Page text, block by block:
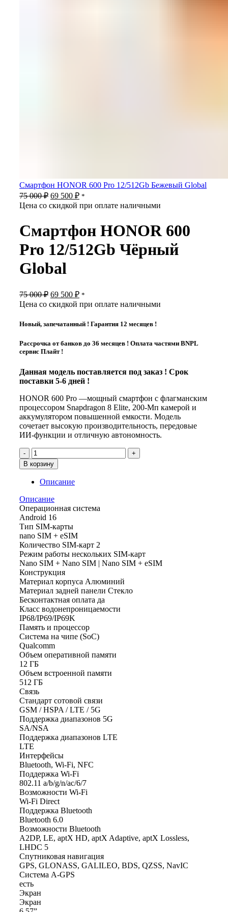
Смартфон HONOR 600 Pro 12/512Gb Бежевый Global
75 000₽ Первоначальная
цена
составляла
000 ₽.
69 500 ₽Текущая
цена:
69
*
Цена со скидкой при оплате наличными
Смартфон HONOR 600
Pro 12/512Gb Чёрный
Global
75 000₽ Первоначальная
цена
составляла
69 500 ₽Текущая
цена:
69
500 ₽.
*
Цена со скидкой при оплате наличными
Новый, запечатанный ! Гарантия 12 месяцев !
Рассрочка от банков до 36 месяцев ! Оплата частями BNPL
сервис Плайт !
Данная модель поставляется под заказ ! Срок
поставки 5-6 дней !
HONOR 600 Pro —мощный смартфон с флагманским
процессором Snapdragon 8 Elite, 200-Мп камерой и
аккумулятором повышенной емкости. Модель
сочетает высокую производительность, передовые
ИИ-функции и отличную автономность.
Количество
товара
Смартфон
HONOR
600
Pro
12/512Gb
Чёрный
Global
В корзину
Описание
Описание
Операционная система
Android 16
Тип SIM-карты
nano SIM + eSIM
Количество SIM-карт 2
Режим работы нескольких SIM-карт
Nano SIM + Nano SIM | Nano SIM + eSIM
Конструкция
Материал корпуса Алюминий
Материал задней панели Стекло
Бесконтактная оплата да
Класс водонепроницаемости
IP68/IP69/IP69K
Память и процессор
Система на чипе (SoC)
Qualcomm
Объем оперативной памяти
12 ГБ
Объем встроенной памяти
512 ГБ
Связь
Стандарт сотовой связи
GSM / HSPA / LTE / 5G
Поддержка диапазонов 5G
SA/NSA
Поддержка диапазонов LTE
LTE
Интерфейсы
Bluetooth, Wi-Fi, NFC
Поддержка Wi-Fi
802.11 a/b/g/n/ac/6/7
Возможности Wi-Fi
Wi-Fi Direct
Поддержка Bluetooth
Bluetooth 6.0
Возможности Bluetooth
A2DP, LE, aptX HD, aptX Adaptive, aptX Lossless,
LHDC 5
Спутниковая навигация
GPS, GLONASS, GALILEO, BDS, QZSS, NavIC
Система A-GPS
есть
Экран
Экран